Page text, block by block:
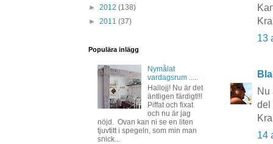
13
Nu
del
14
► 2012 (138)
► 2011 (37)
Populära inlägg
Nymålat
vardagsrum .....
Hallojj! Nu är det
äntligen färdigt!!!
Piffat och fixat
och nu är jag
nöjd. Ovan kan ni se en liten
tjuvtitt i spegeln, som min man
snick...